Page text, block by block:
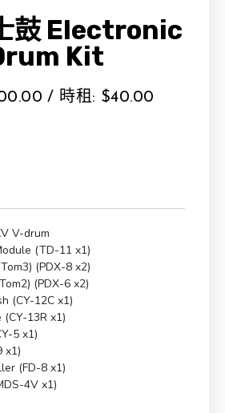
鼓 Electronic
Kit
/ 時租: $40.00
V-drum
(TD-11 x1)
(PDX-8 x2)
(PDX-6 x2)
(CY-12C x1)
(CY-13R x1)
5 x1)
x1)
(FD-8 x1)
4V x1)